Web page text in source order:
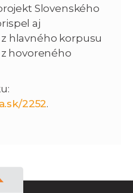
Slovenského
aj
hlavného korpusu
hovoreného
2252.